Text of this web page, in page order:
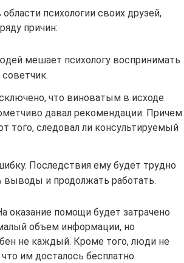
психологии своих друзей,
причин:
мешает психологу воспринимать
что виноватым в исходе
давал рекомендации. Причем
того, следовал ли консультируемый
Последствия ему будет трудно
выводы и продолжать работать.
оказание помощи будет затрачено
объем информации, но
не каждый. Кроме того, люди не
им досталось бесплатно.